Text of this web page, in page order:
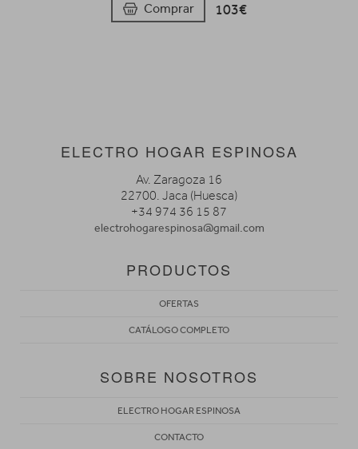
Comprar 103€
ELECTRO HOGAR ESPINOSA
Av. Zaragoza 16
22700. Jaca (Huesca)
+34 974 36 15 87
electrohogarespinosa@gmail.com
PRODUCTOS
OFERTAS
CATÁLOGO COMPLETO
SOBRE NOSOTROS
ELECTRO HOGAR ESPINOSA
CONTACTO